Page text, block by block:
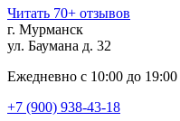
Читать 70+ отзывов
г. Мурманск
ул. Баумана д. 32
Ежедневно с 10:00 до 19:00
+7 (900) 938-43-18